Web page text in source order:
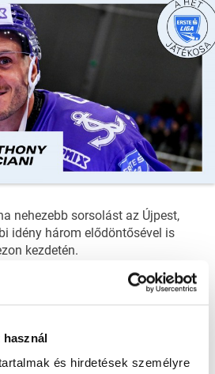
használ
és hirdetések személyre
nehezebb sorsolást az Újpest,
idény három elődöntősével is
kezdetén.
és a Gyergyóval idegenben, a
idehaza találkoztak, és vegyes
nál,
re verték a Megyeri úton.